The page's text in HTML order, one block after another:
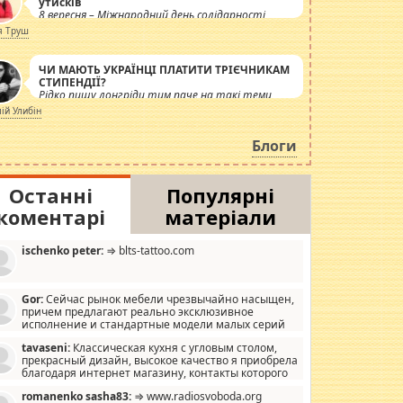
8 вересня – Міжнародний день солідарності
журналістів.
Труш
ЧИ МАЮТЬ УКРАЇНЦІ ПЛАТИТИ ТРІЄЧНИКАМ
СТИПЕНДІЇ?
Рідко пишу лонгріди тим паче на такі теми,
але вже просто дістало! Обурюють сьогоднішні
інсенуації навколо стипендіального питання.
Штучно роздувається ще одна соціальна
катастрофа.
Улибін
Блоги
Останні
Популярні
матеріали
ischenko peter: ⇒ blts-tattoo.com
Gor:Сейчас рынок мебели чрезвычайно насыщен,
причем предлагают реально эксклюзивное
исполнение и стандартные модели малых серий
мало походит на стандартные формы, в MebelOk,
и что главное - со вкусом все в порядке,
ненужных наворотов удорожающих мебель, а это не
tavaseni: Классическая кухня с угловым столом,
прекрасный дизайн, высокое качество я приобрела
благодаря интернет магазину, контакты которого
romanenko sasha83: ⇒ www.radiosvoboda.org